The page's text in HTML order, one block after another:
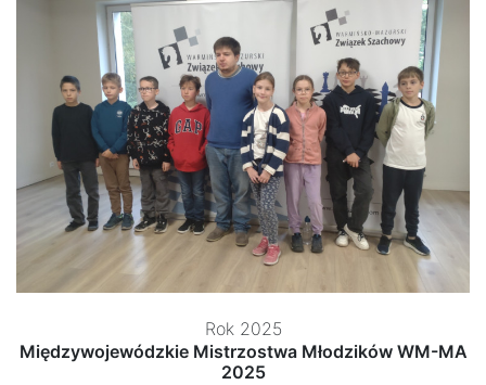
Rok 2025
Międzywojewódzkie Mistrzostwa Młodzików WM-MA
2025